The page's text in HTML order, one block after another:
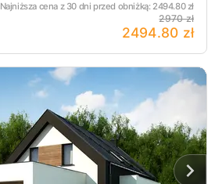
Najniższa cena z 30 dni przed obniżką: 2494.80zł
2970 zł
2494.80 zł